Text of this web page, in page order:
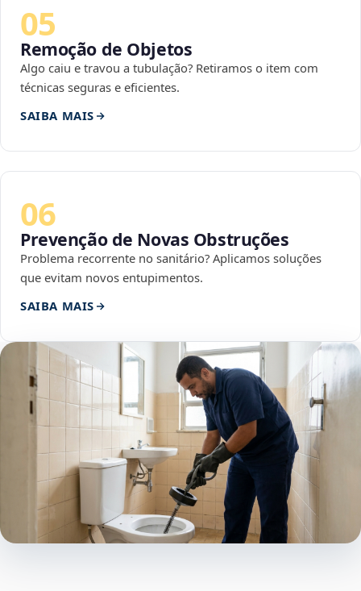
05
Remoção de Objetos
Algo caiu e travou a tubulação? Retiramos o item com
técnicas seguras e eficientes.
SAIBA MAIS
06
Prevenção de Novas Obstruções
Problema recorrente no sanitário? Aplicamos soluções
que evitam novos entupimentos.
SAIBA MAIS